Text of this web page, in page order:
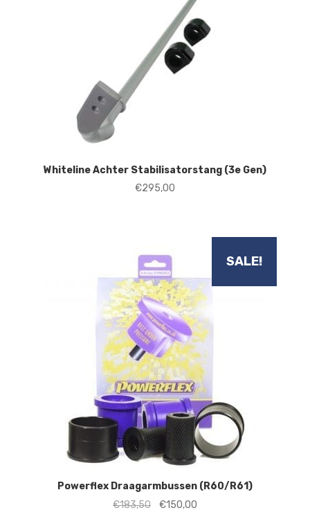
Whiteline Achter Stabilisatorstang (3e Gen)
€295,00
Powerflex Draagarmbussen (R60/R61)
SALE!
€183,50
Oorspronkelijke
€150,00Huidige